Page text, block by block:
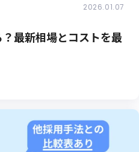
2026.01.07
最新相場とコストを最